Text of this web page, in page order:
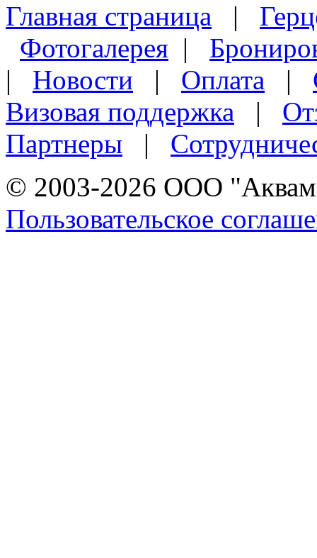
Главная страница |
Фотогалерея |
| Новости | Оплата |
Визовая поддержка |
Партнеры |
© 2003-2026 ООО
Пользовательское